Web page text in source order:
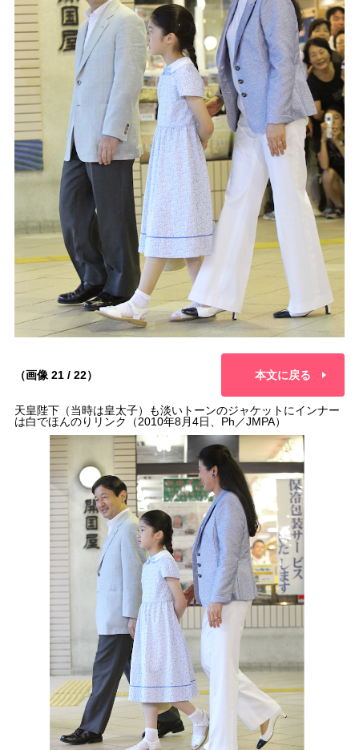
（画像 21 / 22） 本文に戻る
天皇陛下（当時は皇太子）も淡いトーンのジャケットにインナー
は白でほんのりリンク（2010年8月4日、Ph／JMPA）